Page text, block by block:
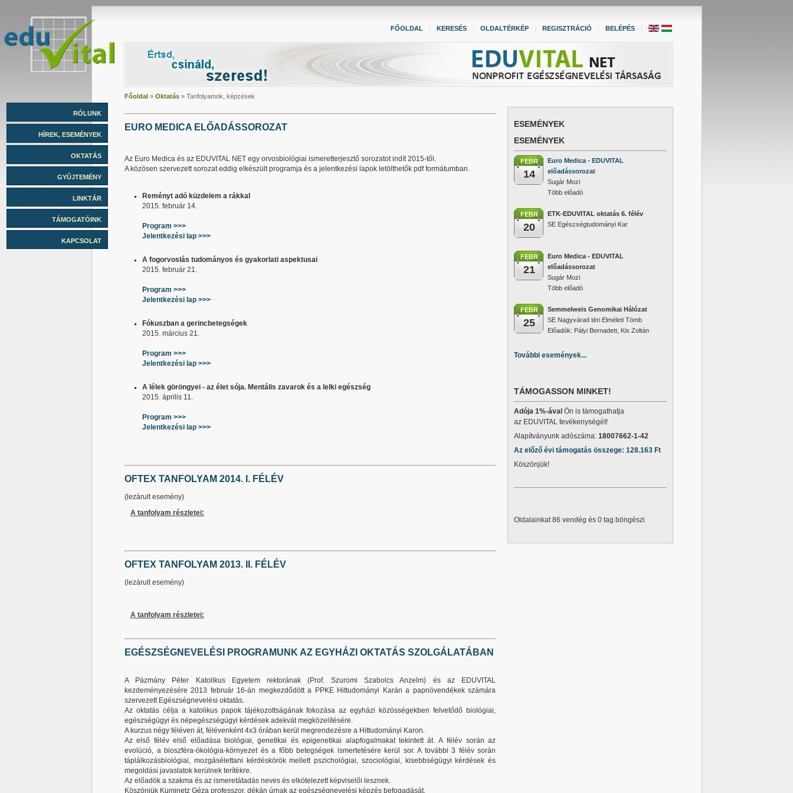
RÓLUNK
HÍREK, ESEMÉNYEK
OKTATÁS
GYŰJTEMÉNY
LINKTÁR
TÁMOGATÓINK
KAPCSOLAT
BELÉPÉS
REGISZTRÁCIÓ
OLDALTÉRKÉP
KERESÉS
FŐOLDAL
Főoldal » Oktatás » Tanfolyamok, képzések
ESEMÉNYEK
ESEMÉNYEK
FEBR
14
Euro Medica - EDUVITAL
előadássorozat
Sugár Mozi
Több előadó
FEBR
20
ETK-EDUVITAL oktatás 6. félév
SE Egészségtudományi Kar
FEBR
21
Euro Medica - EDUVITAL
előadássorozat
Sugár Mozi
Több előadó
FEBR
25
Semmelweis Genomikai Hálózat
SE Nagyvárad téri Elméleti Tömb
Előadók: Pályi Bernadett, Kis Zoltán
További események...
TÁMOGASSON MINKET!
Adója 1%-ával Ön is támogathatja
az EDUVITAL tevékenységét!
Alapítványunk adószáma: 18007662-1-42
Az előző évi támogatás összege: 128.163 Ft
Köszönjük!
Oldalainkat 86 vendég és 0 tag böngészi
EURO MEDICA ELŐADÁSSOROZAT
Az Euro Medica és az EDUVITAL NET egy orvosbiológiai ismeretterjesztő sorozatot indít 2015-től.
A közösen szervezett sorozat eddig elkészült programja és a jelentkezési lapok letölthetők pdf formátumban.
Reményt adó küzdelem a rákkal
2015. február 14.
Program >>>
Jelentkezési lap >>>
A fogorvoslás tudományos és gyakorlati aspektusai
2015. február 21.
Program >>>
Jelentkezési lap >>>
Fókuszban a gerincbetegségek
2015. március 21.
Program >>>
Jelentkezési lap >>>
A lélek göröngyei - az élet sója. Mentális zavarok és a lelki egészség
2015. április 11.
Program >>>
Jelentkezési lap >>>
OFTEX TANFOLYAM 2014. I. FÉLÉV
(lezárult esemény)
A tanfolyam részletei:
OFTEX TANFOLYAM 2013. II. FÉLÉV
(lezárult esemény)
A tanfolyam részletei:
EGÉSZSÉGNEVELÉSI PROGRAMUNK AZ EGYHÁZI OKTATÁS SZOLGÁLATÁBAN
A Pázmány Péter Katolikus Egyetem rektorának (Prof. Szuromi Szabolcs Anzelm) és az
EDUVITAL
kezdeményezésére 2013 február 16-án megkezdődött a PPKE Hittudományi
Karán a papnövendékek számára
szervezett Egészségnevelési oktatás.
Az oktatás célja a katolikus papok tájékozottságának fokozása az egyházi közösségekbenfelvetődő biológiai,
egészségügyi és népegészségügyi kérdések adekvát megközelítésére.
A kurzus négy féléven át, félévenként 4x3 órában kerül megrendezésre a Hittudományi Karon.
Az első félév első előadása biológiai, genetikai és epigenetikai alapfogalmakat tekintett át. Afélév során az
evolúció, a bioszféra-ökológia-környezet és a főbb betegségek ismertetésére
kerül sor. A további 3 félév során
táplálkozásbiológiai, mozgásélettani kérdéskörök mellett pszichológiai, szociológiai, kisebbségügyi kérdések és
megoldási javaslatok kerülnek terítékre.
Az előadók a szakma és az ismeretátadás neves és elkötelezett képviselői lesznek.
Köszönjük Kuminetz Géza professzor, dékán úrnak az egészségnevelési képzés befogadását.